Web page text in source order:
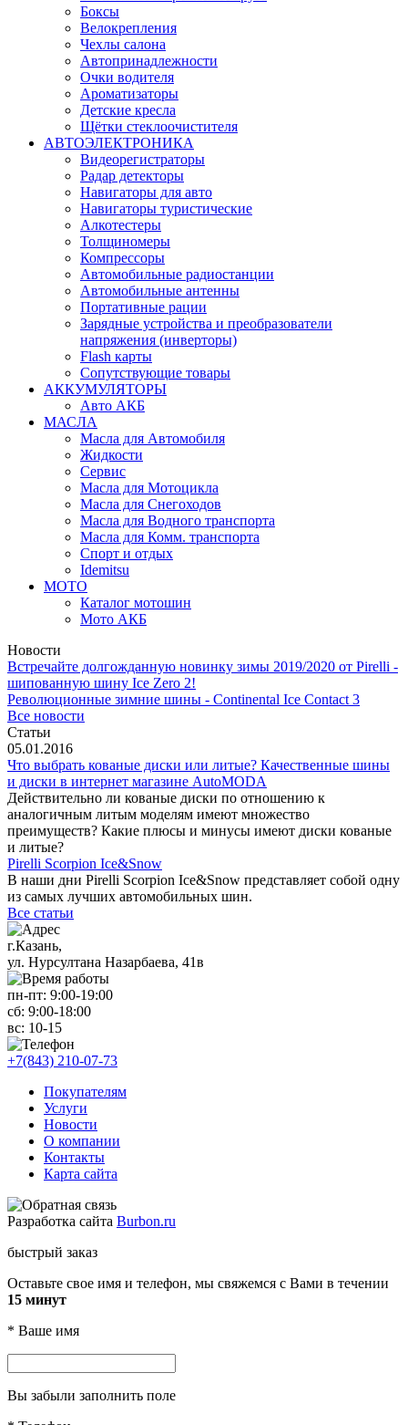
Боксы
Велокрепления
Чехлы салона
Автопринадлежности
Очки водителя
Ароматизаторы
Детские кресла
Щётки стеклоочистителя
АВТОЭЛЕКТРОНИКА
Видеорегистраторы
Радар детекторы
Навигаторы для авто
Навигаторы туристические
Алкотестеры
Толщиномеры
Компрессоры
Автомобильные радиостанции
Автомобильные антенны
Портативные рации
Зарядные устройства и преобразователи
напряжения (инверторы)
Flash карты
Сопутствующие товары
АККУМУЛЯТОРЫ
Авто АКБ
МАСЛА
Масла для Автомобиля
Жидкости
Сервис
Масла для Мотоцикла
Масла для Снегоходов
Масла для Водного транспорта
Масла для Комм. транспорта
Спорт и отдых
Idemitsu
МОТО
Каталог мотошин
Мото АКБ
Новости
Встречайте долгожданную новинку зимы 2019/2020 от Pirelli -
шипованную шину Ice Zero 2!
Революционные зимние шины - Continental Ice Contact 3
Все новости
Статьи
05.01.2016
Что выбрать кованые диски или литые? Качественные шины
и диски в интернет магазине AutoMODA
Действительно ли кованые диски по отношению к
аналогичным литым моделям имеют множество
преимуществ? Какие плюсы и минусы имеют диски кованые
и литые?
Pirelli Scorpion Ice&Snow
В наши дни Pirelli Scorpion Ice&Snow представляет собой одну
из самых лучших автомобильных шин.
Все статьи
г.Казань,
ул. Нурсултана Назарбаева, 41в
пн-пт: 9:00-19:00
сб: 9:00-18:00
вс: 10-15
+7(843) 210-07-73
Покупателям
Услуги
Новости
О компании
Контакты
Карта сайта
Разработка сайта Burbon.ru
быстрый заказ
Оставьте свое имя и телефон, мы свяжемся с Вами в течении
15 минут
* Ваше имя
Вы забыли заполнить поле